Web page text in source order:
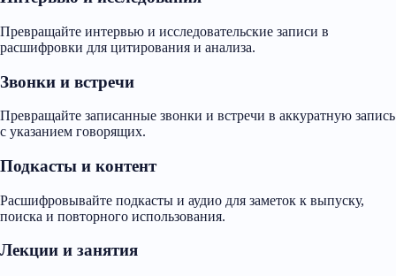
Превращайте интервью и исследовательские записи в
расшифровки для цитирования и анализа.
Звонки и встречи
Превращайте записанные звонки и встречи в аккуратную запись
с указанием говорящих.
Подкасты и контент
Расшифровывайте подкасты и аудио для заметок к выпуску,
поиска и повторного использования.
Лекции и занятия